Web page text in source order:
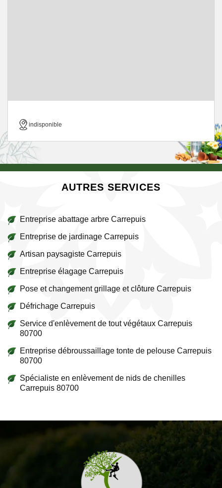
indisponible
AUTRES SERVICES
Entreprise abattage arbre Carrepuis
Entreprise de jardinage Carrepuis
Artisan paysagiste Carrepuis
Entreprise élagage Carrepuis
Pose et changement grillage et clôture Carrepuis
Défrichage Carrepuis
Service d'enlèvement de tout végétaux Carrepuis
80700
Entreprise débroussaillage tonte de pelouse Carrepuis
80700
Spécialiste en enlèvement de nids de chenilles
Carrepuis 80700